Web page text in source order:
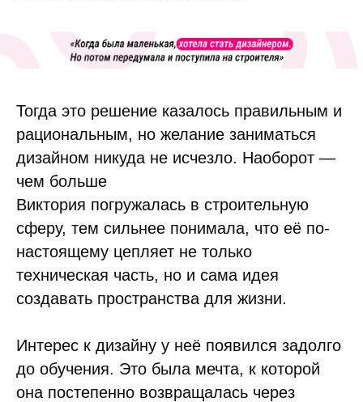
Тогда это решение казалось правильным и
рациональным, но желание заниматься
дизайном никуда не исчезло. Наоборот —
чем больше
Виктория погружалась в строительную
сферу, тем сильнее понимала, что её по-
настоящему цепляет не только
техническая часть, но и сама идея
создавать пространства для жизни.
Интерес к дизайну у неё появился задолго
до обучения. Это была мечта, к которой
она постепенно возвращалась через